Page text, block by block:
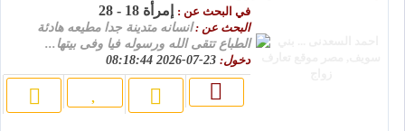
في البحث عن : إمرأة 18 - 28
البحث عن :انسانه متدينة جدا مطيعه هادئة
الطباع تتقى الله ورسوله فيا وفى بيتها...
دخول: